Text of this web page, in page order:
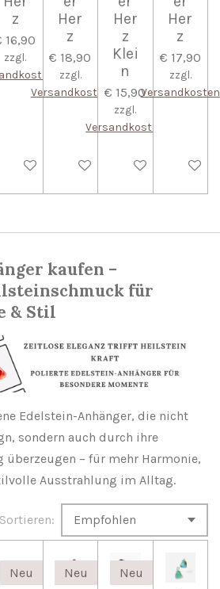
z
16,90
zzgl.
In den Warenkorb
Her
z
€ 18,90
zzgl.
Versandkosten
Bei Verfügbarkeit
Her
z
Klei
n
€ 15,90
zzgl.
Versandkosten
In den Warenkorb
Her
z
€ 17,90
zzgl.
Versandkosten
In den
kaufen –
für
& Stil
Edelstein-Anhänger, die nicht
sondern auch durch ihre
überzeugen – für mehr Harmonie,
Ausstrahlung im Alltag.
Sortieren:
Neu Neu Neu